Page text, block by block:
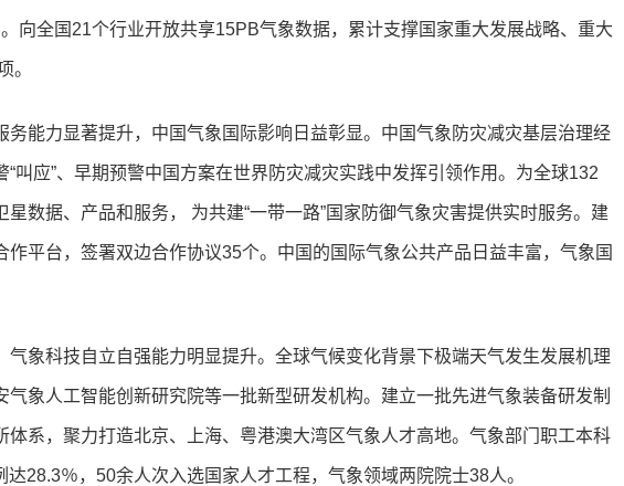
向全国21个行业开放共享15PB气象数据，累计支撑国家重大发展战略、重大
。
务能力显著提升，中国气象国际影响日益彰显。中国气象防灾减灾基层治理经
叫应”、早期预警中国方案在世界防灾减灾实践中发挥引领作用。为全球132
数据、产品和服务， 为共建“一带一路”国家防御气象灾害提供实时服务。建
作平台，签署双边合作协议35个。中国的国际气象公共产品日益丰富，气象国
气象科技自立自强能力明显提升。全球气候变化背景下极端天气发生发展机理
象人工智能创新研究院等一批新型研发机构。建立一批先进气象装备研发制
体系，聚力打造北京、上海、粤港澳大湾区气象人才高地。气象部门职工本科
28.3％，50余人次入选国家人才工程，气象领域两院院士38人。